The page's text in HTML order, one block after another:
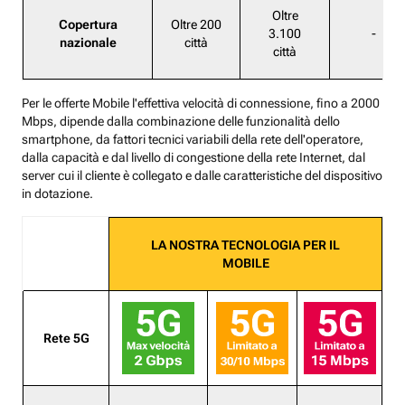
Copertura
nazionale
Oltre 200
città
Oltre
3.100
città
-
Per le offerte Mobile l'effettiva velocità di connessione, fino a 2000
Mbps, dipende dalla combinazione delle funzionalità dello
smartphone, da fattori tecnici variabili della rete dell'operatore,
dalla capacità e dal livello di congestione della rete Internet, dal
server cui il cliente è collegato e dalle caratteristiche del dispositivo
in dotazione.
LA NOSTRA TECNOLOGIA PER IL
MOBILE
Rete 5G